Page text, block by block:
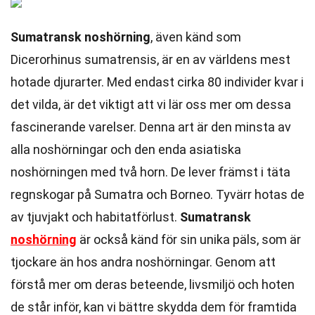
Sumatransk noshörning, även känd som
Dicerorhinus sumatrensis, är en av världens mest
hotade djurarter. Med endast cirka 80 individer kvar i
det vilda, är det viktigt att vi lär oss mer om dessa
fascinerande varelser. Denna art är den minsta av
alla noshörningar och den enda asiatiska
noshörningen med två horn. De lever främst i täta
regnskogar på Sumatra och Borneo. Tyvärr hotas de
av tjuvjakt och habitatförlust. Sumatransk
noshörning är också känd för sin unika päls, som är
tjockare än hos andra noshörningar. Genom att
förstå mer om deras beteende, livsmiljö och hoten
de står inför, kan vi bättre skydda dem för framtida